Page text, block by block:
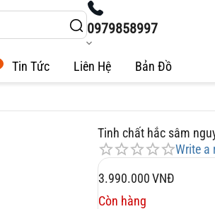
0979858997
Tin Tức Liên Hệ Bản Đồ
Tinh chất hắc sâm
Write a
3.990.000VNĐ
Còn hàng